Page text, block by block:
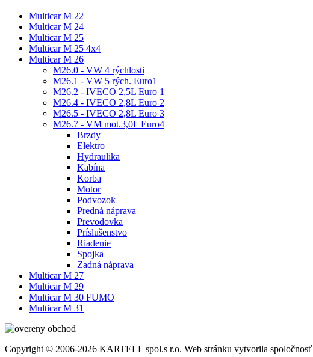
Multicar M 22
Multicar M 24
Multicar M 25
Multicar M 25 4x4
Multicar M 26
M26.0 - VW 4 rýchlosti
M26.1 - VW 5 rých. Euro1
M26.2 - IVECO 2,5L Euro 1
M26.4 - IVECO 2,8L Euro 2
M26.5 - IVECO 2,8L Euro 3
M26.7 - VM mot.3,0L Euro4
Brzdy
Elektro
Hydraulika
Kabína
Korba
Motor
Podvozok
Predná náprava
Prevodovka
Príslušenstvo
Riadenie
Spojka
Zadná náprava
Multicar M 27
Multicar M 29
Multicar M 30 FUMO
Multicar M 31
Copyright © 2006-2026 KARTELL spol.s r.o. Web stránku vytvorila spoločnosť